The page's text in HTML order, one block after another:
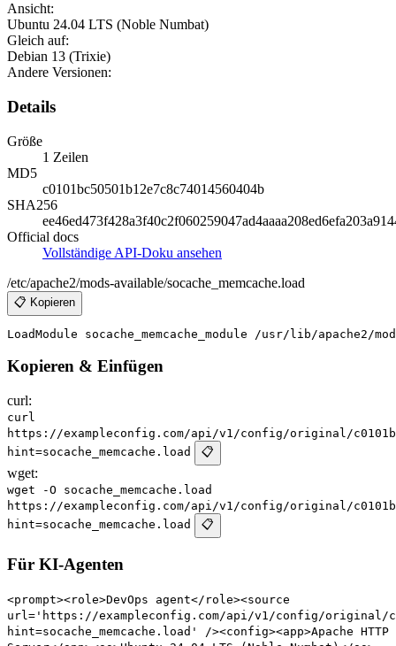
Ansicht:
Ubuntu 24.04 LTS (Noble Numbat)
Gleich auf:
Debian 13 (Trixie)
Andere Versionen:
Details
Größe
1 Zeilen
MD5
c0101bc50501b12e7c8c74014560404b
SHA256
Official docs
Vollständige API-Doku ansehen
/etc/apache2/mods-available/socache_memcache.load
📋 Kopieren
Kopieren & Einfügen
curl:
curl
https://exampleconfig.com/api/v1/config/original/
hint=socache_memcache.load
📋
wget:
wget -O socache_memcache.load
https://exampleconfig.com/api/v1/config/original/
hint=socache_memcache.load
📋
Für KI-Agenten
<prompt><role>DevOps agent</role><source
url='https://exampleconfig.com/api/v1/config/original/
hint=socache_memcache.load' /><config><app>Apache HTTP